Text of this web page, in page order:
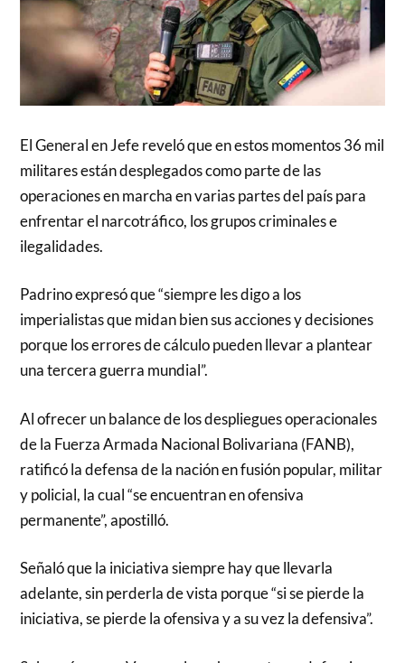
El General en Jefe reveló que en estos momentos 36 mil
militares están desplegados como parte de las
operaciones en marcha en varias partes del país para
enfrentar el narcotráfico, los grupos criminales e
ilegalidades.
Padrino expresó que “siempre les digo a los
imperialistas que midan bien sus acciones y decisiones
porque los errores de cálculo pueden llevar a plantear
una tercera guerra mundial”.
Al ofrecer un balance de los despliegues operacionales
de la Fuerza Armada Nacional Bolivariana (FANB),
ratificó la defensa de la nación en fusión popular, militar
y policial, la cual “se encuentran en ofensiva
permanente”, apostilló.
Señaló que la iniciativa siempre hay que llevarla
adelante, sin perderla de vista porque “si se pierde la
iniciativa, se pierde la ofensiva y a su vez la defensiva”.